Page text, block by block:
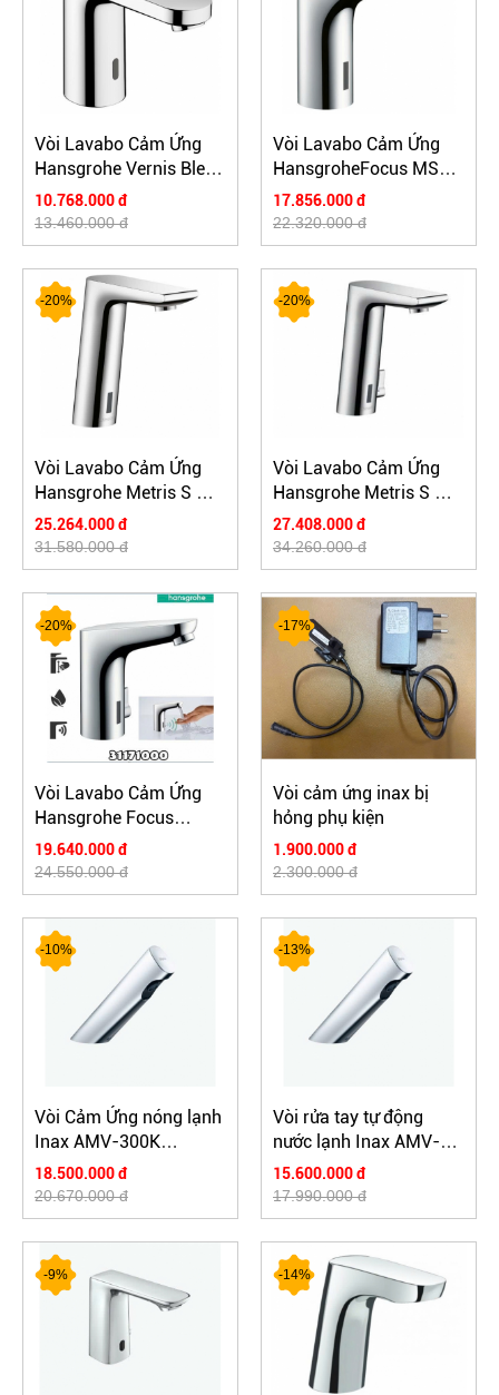
Vòi Lavabo Cảm Ứng
Hansgrohe Vernis Blend
MS 71501007
10.768.000 đ
13.460.000 đ
Vòi Lavabo Cảm Ứng
HansgroheFocus MS
31172000 - nóng lạnh
17.856.000 đ
22.320.000 đ
-20%
Vòi Lavabo Cảm Ứng
Hansgrohe Metris S MS
31101000- nóng lạnh
25.264.000 đ
31.580.000 đ
-20%
Vòi Lavabo Cảm Ứng
Hansgrohe Metris S MS
31100000 - nóng lạnh
27.408.000 đ
34.260.000 đ
-20%
Vòi Lavabo Cảm Ứng
Hansgrohe Focus
31171000 - nóng lạnh
19.640.000 đ
24.550.000 đ
-17%
Vòi cảm ứng inax bị
hỏng phụ kiện
1.900.000 đ
2.300.000 đ
-10%
Vòi Cảm Ứng nóng lạnh
Inax AMV-300K
(AMV300K)
18.500.000 đ
20.670.000 đ
-13%
Vòi rửa tay tự động
nước lạnh Inax AMV-
300 (AMV300)
15.600.000 đ
17.990.000 đ
-9% -14%